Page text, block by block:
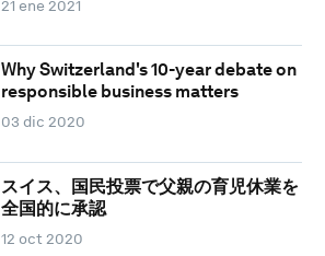
21 ene 2021
Why Switzerland's 10-year debate on
responsible business matters
03 dic 2020
スイス、国民投票で父親の育児休業を
全国的に承認
12 oct 2020